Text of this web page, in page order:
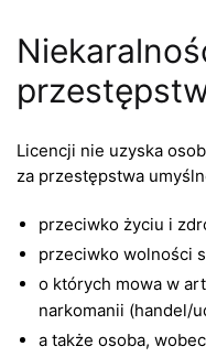
Licencji nie uzyska
za przestępstwa
przeciwko życiu i
przeciwko wolności
o których mowa w
narkomanii (handel/
a także osoba,